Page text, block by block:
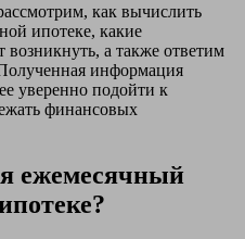
как вычислить
ипотеке, какие
а также ответим
информация
уверенно подойти к
финансовых
ежемесячный